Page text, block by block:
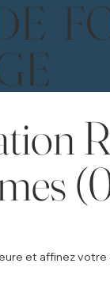
et affinez